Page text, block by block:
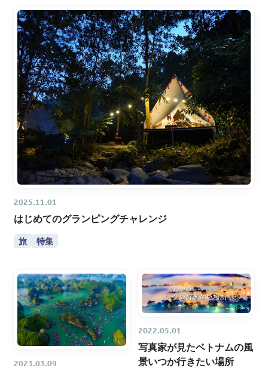
2025.11.01
はじめてのグランピングチャレンジ
旅 特集
2023.03.09
2022.05.01
写真家が見たベトナムの風
景いつか行きたい場所